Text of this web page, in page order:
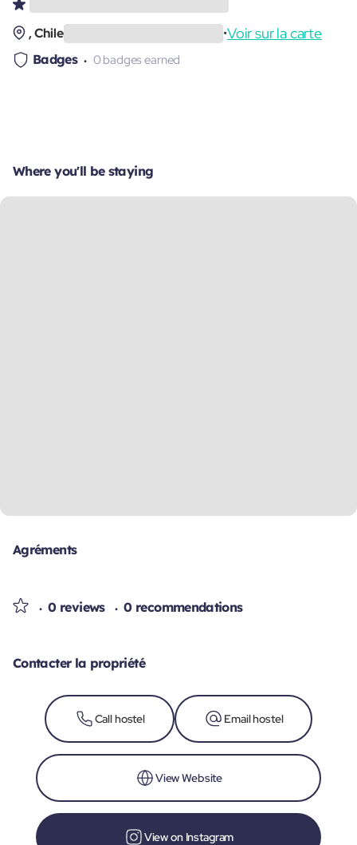
, Chile •Voir sur la carte
Badges 0 badges earned
Where you'll be staying
Agréments
0 reviews 0 recommendations
Contacter la propriété
Call hostel Email hostel
View Website
View on Instagram